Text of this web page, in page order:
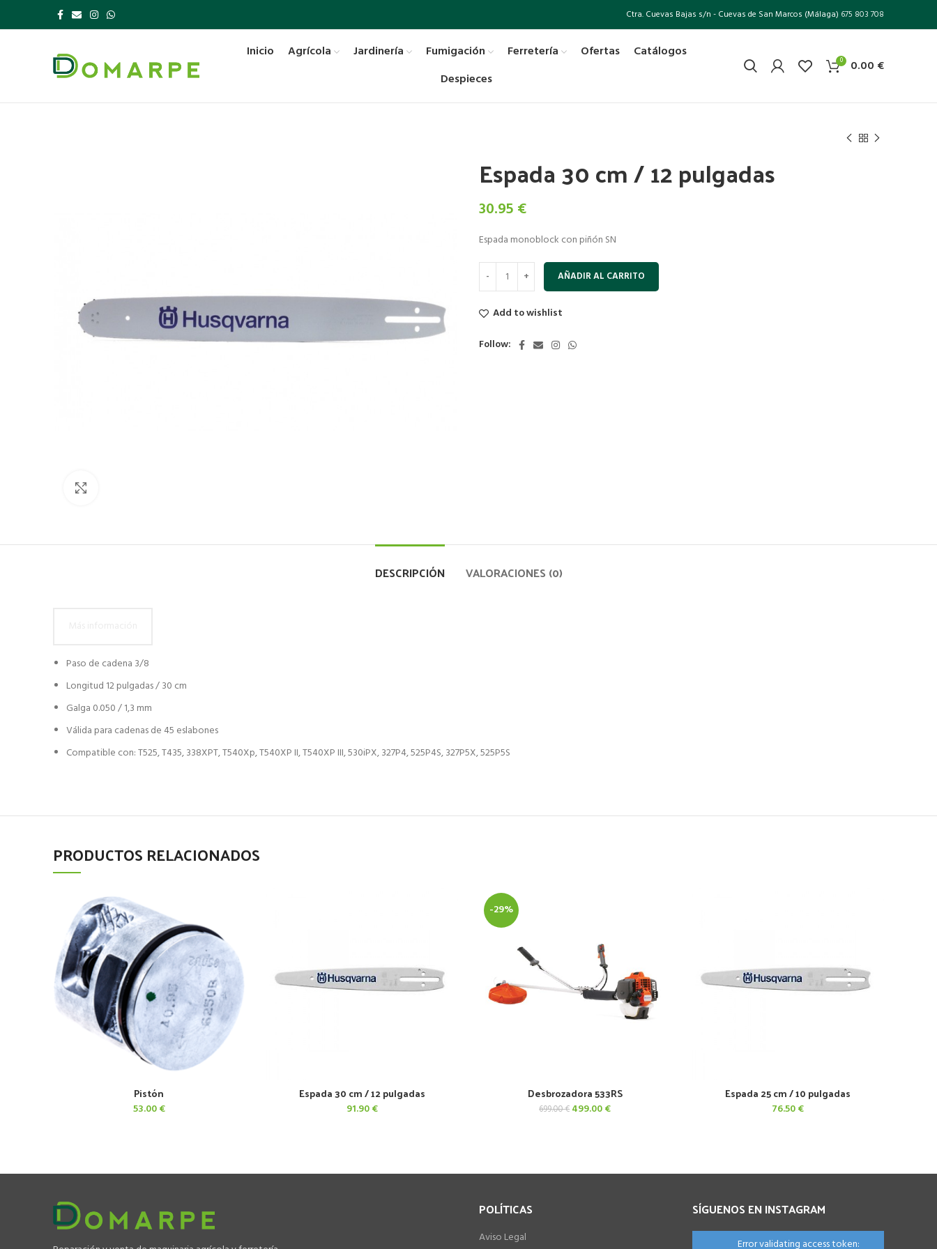
Ctra. Cuevas Bajas s/n - Cuevas de San Marcos (Málaga) 675 803 708
Inicio Agrícola Jardinería Fumigación Ferretería Ofertas
Catálogos
Despieces
0 0.00 €
Espada 30 cm / 12 pulgadas
30.95 €
Espada monoblock con piñón SN
AÑADIR AL CARRITO
Add to wishlist
Follow:
DESCRIPCIÓN VALORACIONES (0)
Paso de cadena 3/8
Longitud 12 pulgadas / 30 cm
Galga 0.050 / 1,3 mm
Válida para cadenas de 45 eslabones
Compatible con: T525, T435, 338XPT, T540Xp, T540XP II, T540XP III, 530iPX, 327P4, 525P4S, 327P5X, 525P5S
PRODUCTOS RELACIONADOS
AÑADIR AL CARRITO
Pistón
53.00€
AÑADIR AL CARRITO
Espada 30 cm / 12 pulgadas
91.90€
-29%
AÑADIR AL CARRITO
Desbrozadora 533RS
699.00€ El
499.00€El
AÑADIR AL CARRITO
Espada 25 cm / 10 pulgadas
76.50€
POLÍTICAS
Aviso Legal
SÍGUENOS EN INSTAGRAM
Error validating access token: